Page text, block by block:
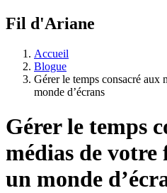
Fil d'Ariane
Accueil
Blogue
Gérer le temps consacré aux
monde d’écrans
Gérer le temps
médias de votre
un monde